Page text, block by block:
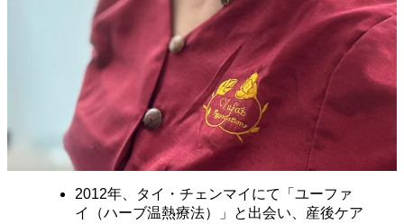
2012年、タイ・チェンマイにて「ユーファ
イ（ハーブ温熱療法）」と出会い、産後ケア